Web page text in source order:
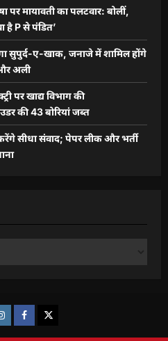
मायावती का पलटवार: बोलीं,
है P से पंडित’
सुपुर्द-ए-खाक, जनाजे में शामिल होंगे
और अली
पर खाद्य विभाग की
की 43 बोरियां जब्त
करेंगे सीधा संवाद; पेपर लीक और भर्ती